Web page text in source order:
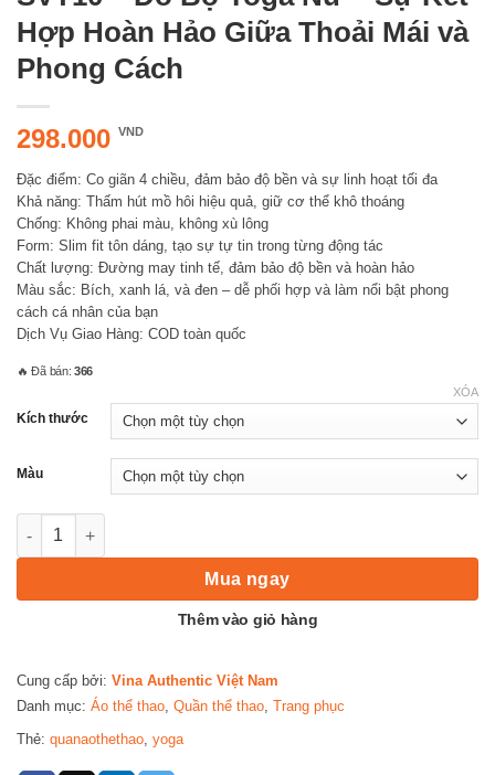
Hợp Hoàn Hảo Giữa Thoải Mái và
Phong Cách
298.000 VND
Đặc điểm: Co giãn 4 chiều, đảm bảo độ bền và sự linh hoạt tối đa
Khả năng: Thấm hút mồ hôi hiệu quả, giữ cơ thể khô thoáng
Chống: Không phai màu, không xù lông
Form: Slim fit tôn dáng, tạo sự tự tin trong từng động tác
Chất lượng: Đường may tinh tế, đảm bảo độ bền và hoàn hảo
Màu sắc: Bích, xanh lá, và đen – dễ phối hợp và làm nổi bật phong
cách cá nhân của bạn
Dịch Vụ Giao Hàng: COD toàn quốc
🔥 Đã bán: 366
Kích thước
Màu
XÓA
SVT10 – Đồ Bộ Yoga Nữ – Sự Kết Hợp Hoàn Hảo Giữa Thoải
Mua ngay
Thêm vào giỏ hàng
Cung cấp bởi: Vina Authentic Việt Nam
Danh mục: Áo thể thao Quần thể thao Trang phục
Thẻ: quanaothethao yoga